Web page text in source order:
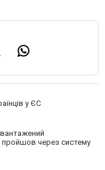
у ЄС
пройшов через систему